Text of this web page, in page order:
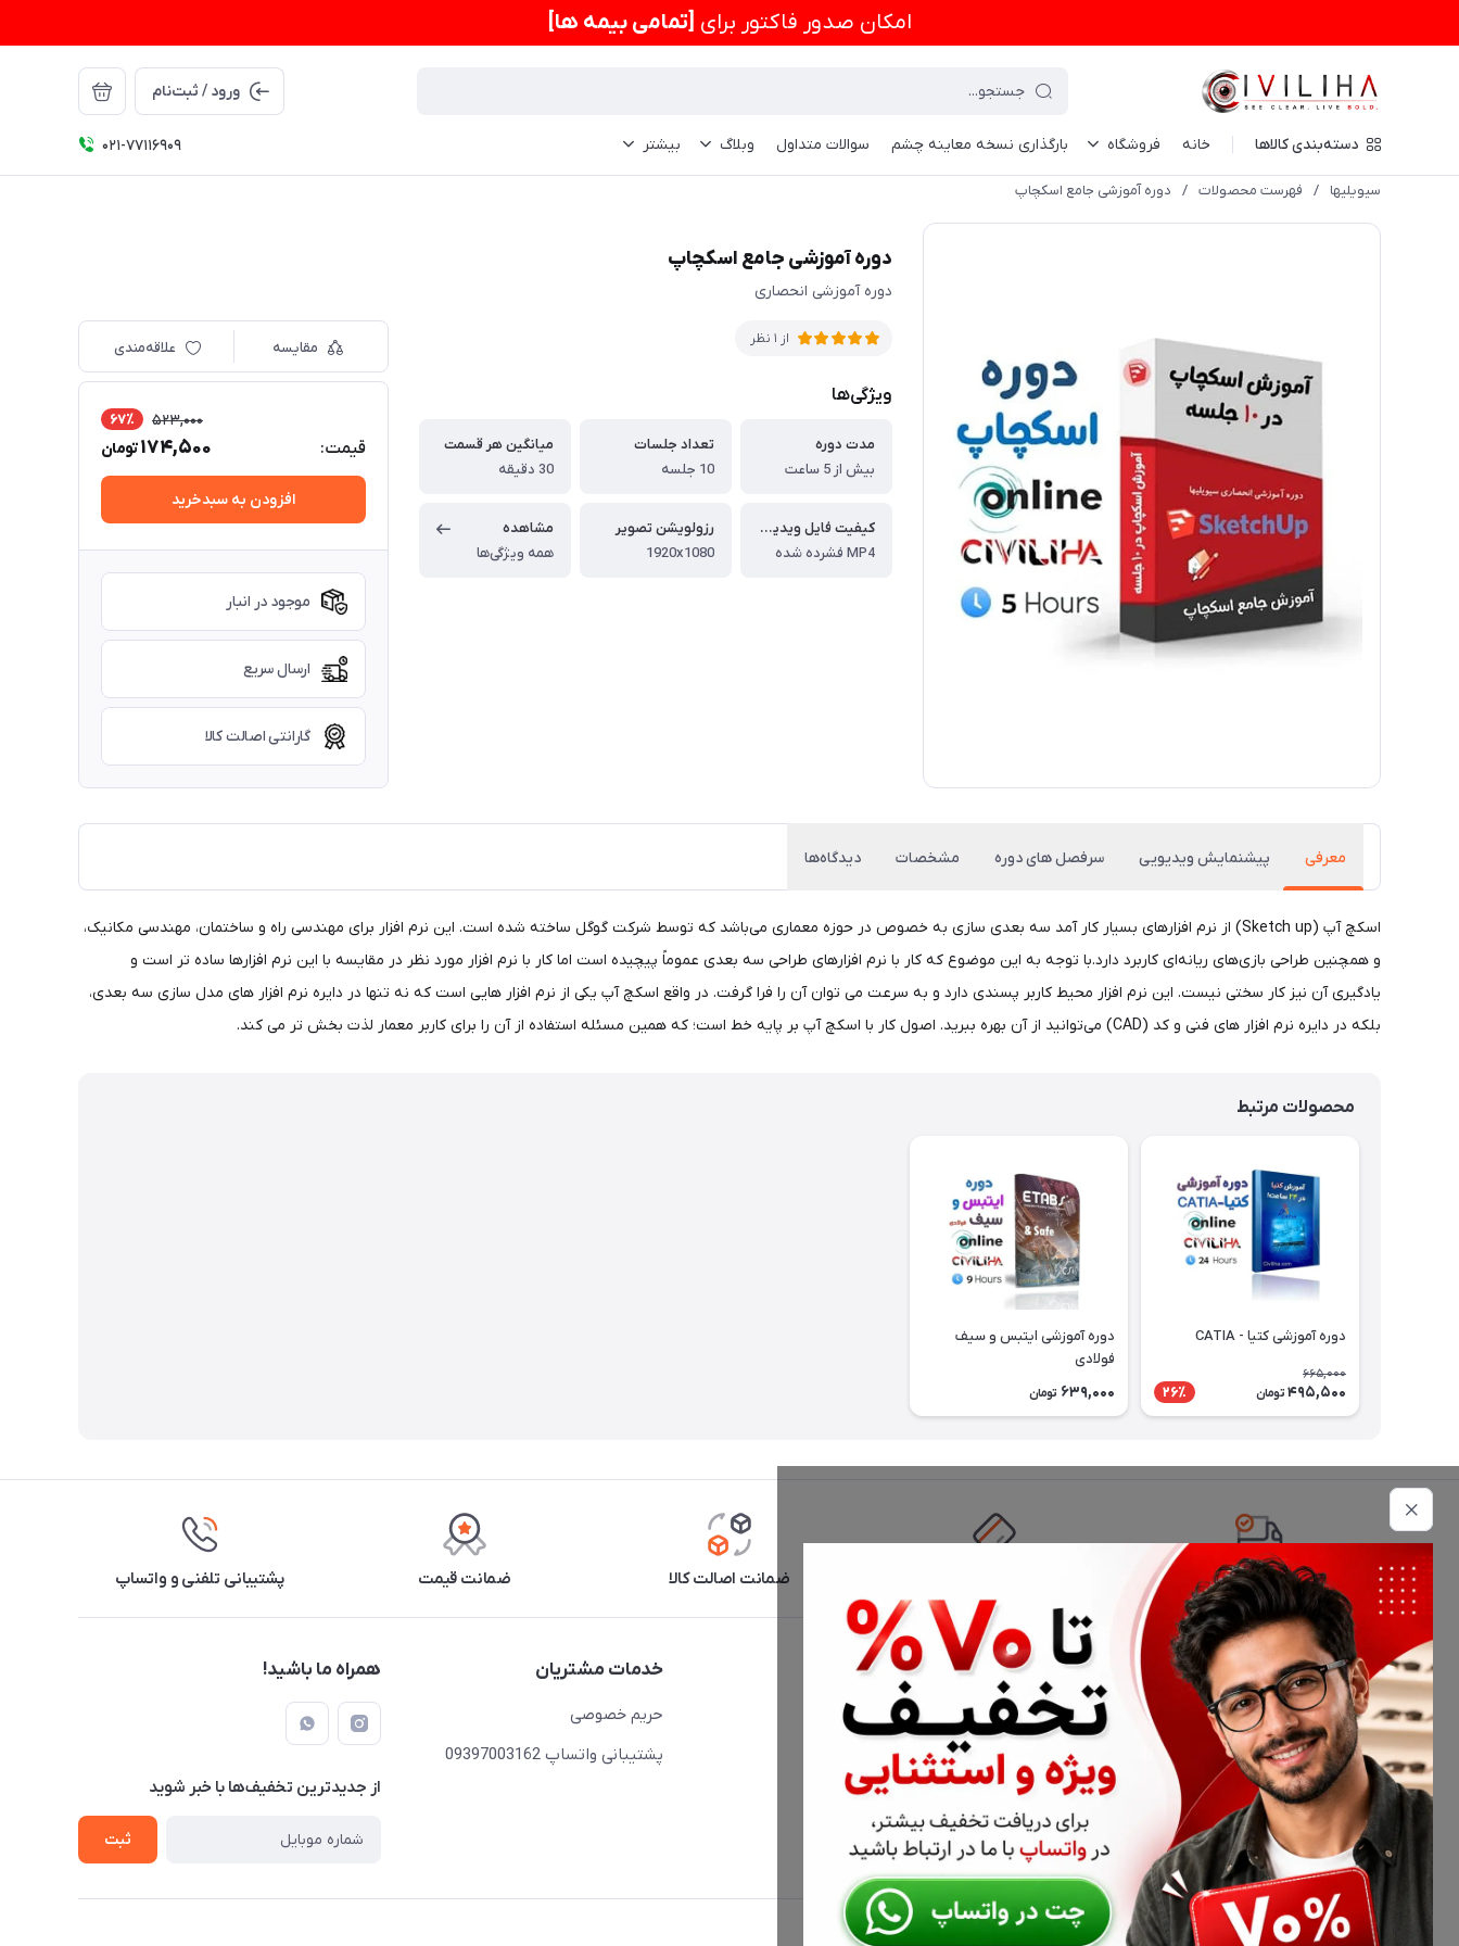
امكان صدور فاکتور برای [تمامی بیمه ها]
ورود / ثبت‌نام
دسته‌بندی کالاها خانه فروشگاه بارگذاری نسخه معاینه چشم سوالات متداول وبلاگ بیشتر 021-77116909
سیویلیها / فهرست محصولات / دوره آموزشی جامع اسکچاپ
دوره آموزشی جامع اسکچاپ
دوره آموزشی انحصاری
از 1 نظر
ویژگی‌ها
مدت دوره
بیش از 5 ساعت
تعداد جلسات
10 جلسه
میانگین هر قسمت
30 دقیقه
کیفیت فایل ویدیویی
MP4 فشرده شده
رزولویشن تصویر
1920x1080
مشاهده
همه ویژگی‌ها
مقایسه علاقه‌مندی
قیمت:
523,000 67٪
174,500تومان
افزودن به سبدخرید
موجود در انبار
ارسال سریع
گارانتی اصالت کالا
معرفی پیشنمایش ویدیویی سرفصل های دوره مشخصات دیدگاه‌ها
اسکچ آپ (Sketch up) از نرم افزار‌های بسیار کار آمد سه بعدی سازی به خصوص در حوزه معماری می‌باشد که توسط شرکت گوگل ساخته شده است. این نرم افزار برای مهندسی راه و ساختمان، مهندسی مکانیک،
و همچنین طراحی بازی‌های ریانه‌ای کاربرد دارد.با توجه به این موضوع که کار با نرم افزارهای طراحی سه بعدی عموماً پیچیده است اما کار با نرم افزار مورد نظر در مقایسه با این نرم افزارها ساده تر است و
یادگیری آن نیز کار سختی نیست. این نرم افزار محیط کاربر پسندی دارد و به سرعت می توان آن را فرا گرفت. در واقع اسکچ آپ یکی از نرم افزار هایی است که نه تنها در دایره نرم افزار های مدل سازی سه بعدی،
بلکه در دایره نرم افزار های فنی و کد (CAD) می‌توانید از آن بهره ببرید. اصول کار با اسکچ آپ بر پایه خط است؛ که همین مسئله استفاده از آن را برای کاربر معمار لذت بخش تر می کند.
محصولات مرتبط
دوره آموزشی کتیا - CATIA
665,000
495,500 تومان 26٪
دوره آموزشی ایتبس و سیف
فولادی
639,000 تومان
تحویل اکسپرس ضمانت اصالت کالا ضمانت قیمت پشتیبانی تلفنی و واتساپ
اطلاعات تماس
02177116909
info@civiliha.com
ارسال فوری در تهران + ارسال به سراسر کشور
دسترسی سریع
حساب کاربری
مجله فروشگاه
لیست محصولات
درباره ما
خدمات مشتریان
حریم خصوصی
پشتیبانی واتساپ 09397003162
همراه ما باشید!
از جدید‌ترین تخفیف‌ها با‌ خبر شوید
ثبت